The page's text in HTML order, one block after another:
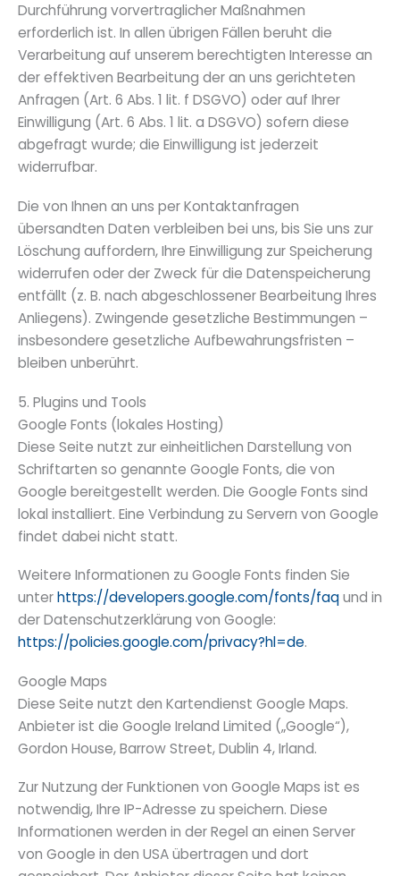
Durchführung vorvertraglicher Maßnahmen
erforderlich ist. In allen übrigen Fällen beruht die
Verarbeitung auf unserem berechtigten Interesse an
der effektiven Bearbeitung der an uns gerichteten
Anfragen (Art. 6 Abs. 1 lit. f DSGVO) oder auf Ihrer
Einwilligung (Art. 6 Abs. 1 lit. a DSGVO) sofern diese
abgefragt wurde; die Einwilligung ist jederzeit
widerrufbar.
Die von Ihnen an uns per Kontaktanfragen
übersandten Daten verbleiben bei uns, bis Sie uns zur
Löschung auffordern, Ihre Einwilligung zur Speicherung
widerrufen oder der Zweck für die Datenspeicherung
entfällt (z. B. nach abgeschlossener Bearbeitung Ihres
Anliegens). Zwingende gesetzliche Bestimmungen –
insbesondere gesetzliche Aufbewahrungsfristen –
bleiben unberührt.
5. Plugins und Tools
Google Fonts (lokales Hosting)
Diese Seite nutzt zur einheitlichen Darstellung von
Schriftarten so genannte Google Fonts, die von
Google bereitgestellt werden. Die Google Fonts sind
lokal installiert. Eine Verbindung zu Servern von Google
findet dabei nicht statt.
Weitere Informationen zu Google Fonts finden Sie
unterhttps://developers.google.com/fonts/faqund in
der Datenschutzerklärung von Google:
https://policies.google.com/privacy?hl=de.
Google Maps
Diese Seite nutzt den Kartendienst Google Maps.
Anbieter ist die Google Ireland Limited („Google“),
Gordon House, Barrow Street, Dublin 4, Irland.
Zur Nutzung der Funktionen von Google Maps ist es
notwendig, Ihre IP-Adresse zu speichern. Diese
Informationen werden in der Regel an einen Server
von Google in den USA übertragen und dort